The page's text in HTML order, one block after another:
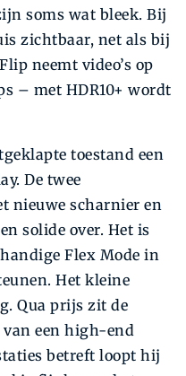
soms wat bleek. Bij
zichtbaar, net als bij
neemt video’s op
– met HDR10+ wordt
toestand een
De twee
nieuwe scharnier en
solide over. Het is
Flex Mode in
Het kleine
Qua prijs zit de
van een high-end
betreft loopt hij